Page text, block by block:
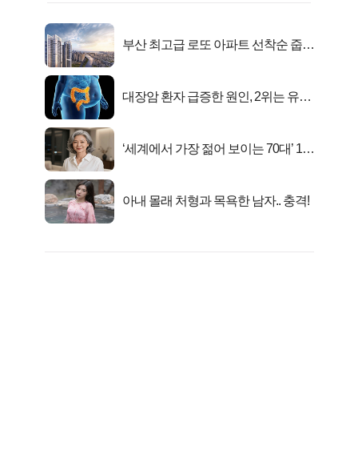
부산 최고급 로또 아파트 선착순 줍줍
대장암 환자 급증한 원인, 2위는 유산
‘세계에서 가장 젊어 보이는 70대’ 1위
아내 몰래 처형과 목욕한 남자.. 충격!